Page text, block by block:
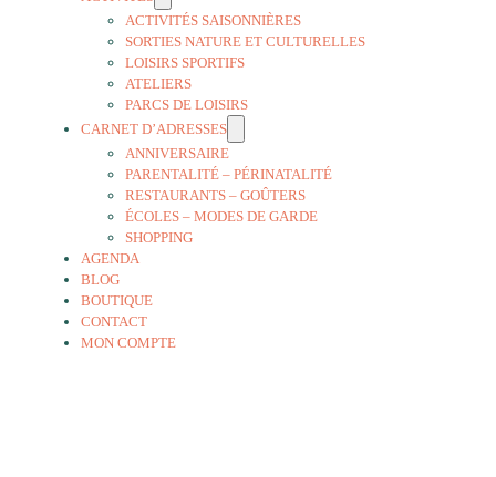
ACTIVITÉS SAISONNIÈRES
SORTIES NATURE ET CULTURELLES
LOISIRS SPORTIFS
ATELIERS
PARCS DE LOISIRS
CARNET D’ADRESSES
ANNIVERSAIRE
PARENTALITÉ – PÉRINATALITÉ
RESTAURANTS – GOÛTERS
ÉCOLES – MODES DE GARDE
SHOPPING
AGENDA
BLOG
BOUTIQUE
CONTACT
MON COMPTE